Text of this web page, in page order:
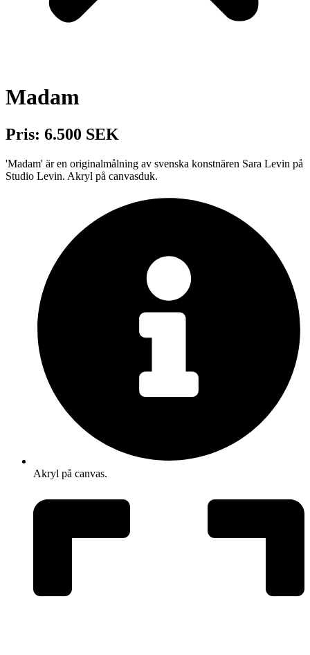
Madam
Pris: 6.500 SEK
'Madam' är en originalmålning av svenska konstnären Sara Levin på
Studio Levin. Akryl på canvasduk.
Akryl på canvas.